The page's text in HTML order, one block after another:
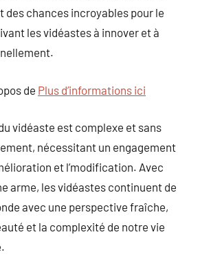
des chances incroyables pour le
les vidéastes à innover et à
de Plus d’informations ici
vidéaste est complexe et sans
nécessitant un engagement
et l’modification. Avec
arme, les vidéastes continuent de
avec une perspective fraîche,
et la complexité de notre vie